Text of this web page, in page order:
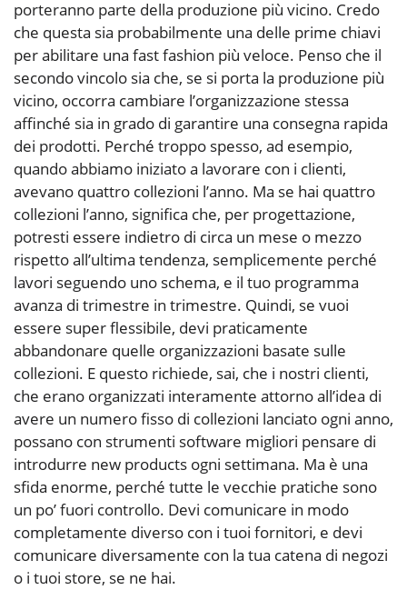
porteranno parte della produzione più vicino. Credo
che questa sia probabilmente una delle prime chiavi
per abilitare una fast fashion più veloce. Penso che il
secondo vincolo sia che, se si porta la produzione più
vicino, occorra cambiare l’organizzazione stessa
affinché sia in grado di garantire una consegna rapida
dei prodotti. Perché troppo spesso, ad esempio,
quando abbiamo iniziato a lavorare con i clienti,
avevano quattro collezioni l’anno. Ma se hai quattro
collezioni l’anno, significa che, per progettazione,
potresti essere indietro di circa un mese o mezzo
rispetto all’ultima tendenza, semplicemente perché
lavori seguendo uno schema, e il tuo programma
avanza di trimestre in trimestre. Quindi, se vuoi
essere super flessibile, devi praticamente
abbandonare quelle organizzazioni basate sulle
collezioni. E questo richiede, sai, che i nostri clienti,
che erano organizzati interamente attorno all’idea di
avere un numero fisso di collezioni lanciato ogni anno,
possano con strumenti software migliori pensare di
introdurre new products ogni settimana. Ma è una
sfida enorme, perché tutte le vecchie pratiche sono
un po’ fuori controllo. Devi comunicare in modo
completamente diverso con i tuoi fornitori, e devi
comunicare diversamente con la tua catena di negozi
o i tuoi store, se ne hai.